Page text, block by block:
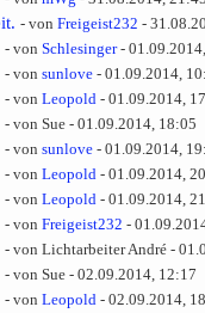
- von Freigeist232 -
- von Schlesinger-
- von sunlove - 01.09.2014,
- von Leopold - 01.09.2014,
- von Sue - 01.09.2014, 18:05
- von sunlove - 01.09.2014,
- von Leopold - 01.09.2014,
- von Leopold - 01.09.2014,
- von Freigeist232 -
- von Lichtarbeiter André -
- von Sue - 02.09.2014, 12:17
- von Leopold - 02.09.2014,